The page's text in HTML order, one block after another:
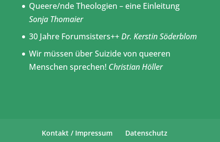
Queere/nde Theologien – eine Einleitung
Sonja Thomaier
30 Jahre Forumsisters++Dr. Kerstin Söderblom
Wir müssen über Suizide von queeren
Menschen sprechen! Christian Höller
Kontakt / Impressum Datenschutz